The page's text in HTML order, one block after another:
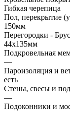
Гибкая черепица
Пол, перекрытие
150мм
Перегородки -
44х135мм
Подкровельная
—
Пароизоляция и
есть
Стены, свесы и
—
Подоконники и